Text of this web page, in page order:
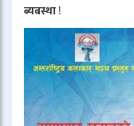
ब्यबस्था!